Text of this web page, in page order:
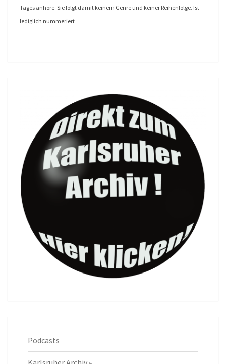
Tages anhöre. Sie folgt damit keinem Genre und keiner Reihenfolge. Ist
lediglich nummeriert
Podcasts